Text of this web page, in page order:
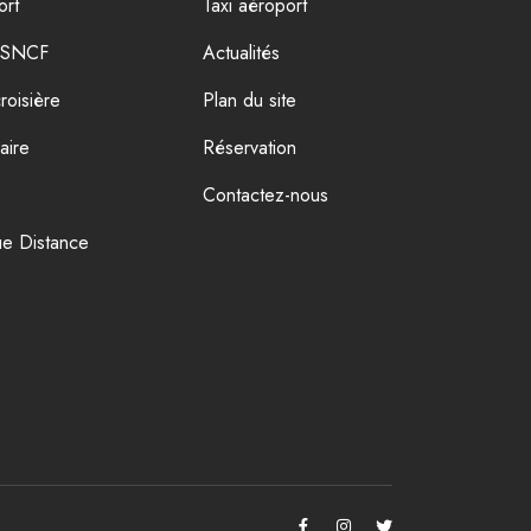
Distance
Actualités
Plan du site
Réservation
Contactez-nous